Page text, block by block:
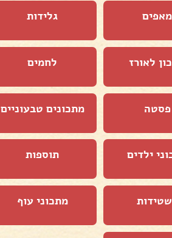
מאפים גלידות
לאורז לחמים
פסטה מתכונים טבעוניים
ילדים תוספות
מתכוני עוף